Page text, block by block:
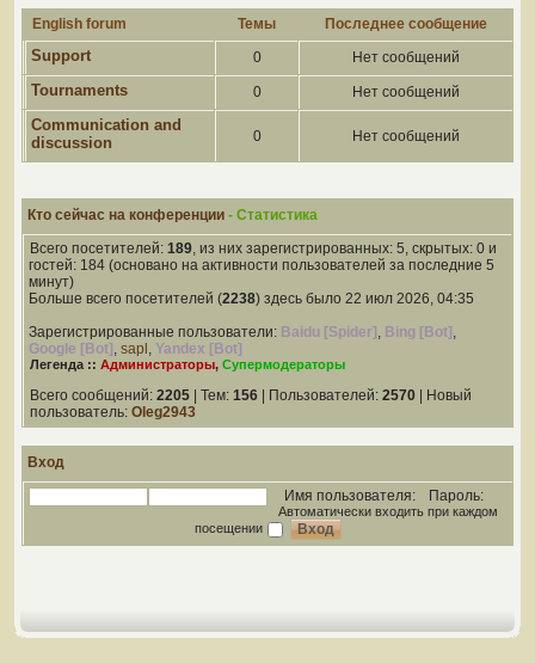
English forum Темы Последнее сообщение
Support 0 Нет сообщений
Tournaments 0 Нет сообщений
Communication and
discussion
0 Нет сообщений
Кто сейчас на конференции - Статистика
Всего посетителей: 189, из них зарегистрированных: 5, скрытых: 0 и
гостей: 184 (основано на активности пользователей за последние 5
минут)
Больше всего посетителей (2238) здесь было 22 июл 2026, 04:35
Зарегистрированные пользователи: Baidu [Spider] , Bing [Bot] ,
Google [Bot] , sapl , Yandex [Bot]
Легенда :: Администраторы, Супермодераторы
Всего сообщений: 2205 | Тем: 156 | Пользователей: 2570 | Новый
пользователь: Oleg2943
Вход
Имя пользователя:
Пароль:
Автоматически входить при каждом
посещении